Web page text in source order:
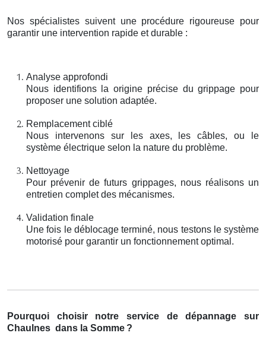
Nos spécialistes suivent une procédure rigoureuse pour
garantir une intervention rapide et durable :
Analyse approfondi
Nous identifions la origine précise du grippage pour
proposer une solution adaptée.
Remplacement ciblé
Nous intervenons sur les axes, les câbles, ou le
système électrique selon la nature du problème.
Nettoyage
Pour prévenir de futurs grippages, nous réalisons un
entretien complet des mécanismes.
Validation finale
Une fois le déblocage terminé, nous testons le système
motorisé pour garantir un fonctionnement optimal.
Pourquoi choisir notre service de dépannage sur
Chaulnes dans la Somme ?